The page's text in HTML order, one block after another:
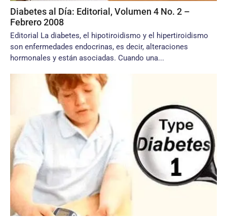
Diabetes al Día: Editorial, Volumen 4 No. 2 –
Febrero 2008
Editorial La diabetes, el hipotiroidismo y el hipertiroidismo
son enfermedades endocrinas, es decir, alteraciones
hormonales y están asociadas. Cuando una...